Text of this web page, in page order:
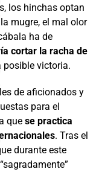
los hinchas optan
mugre, el mal olor
ha de
cortar la racha de
posible victoria.
de aficionados y
para el
que se practica
. Tras el
durante este